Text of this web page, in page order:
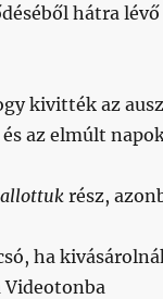
hátra lévő
kivitték az
és az elmúlt
rész,
ha